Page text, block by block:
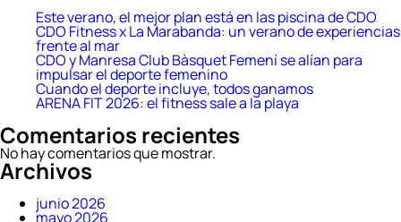
Este verano, el mejor plan está en las piscina de CDO
CDO Fitness x La Marabanda: un verano de experiencias
frente al mar
CDO y Manresa Club Bàsquet Femení se alían para
impulsar el deporte femenino
Cuando el deporte incluye, todos ganamos
ARENA FIT 2026: el fitness sale a la playa
Comentarios recientes
No hay comentarios que mostrar.
Archivos
junio 2026
mayo 2026